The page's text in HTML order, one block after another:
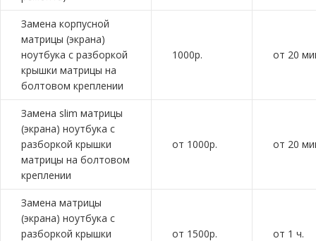
Замена корпусной
матрицы (экрана)
ноутбука с разборкой
крышки матрицы на
болтовом креплении
1000р. от 20
Замена slim матрицы
(экрана) ноутбука с
разборкой крышки
матрицы на болтовом
креплении
от 1000р. от 20
Замена матрицы
(экрана) ноутбука с
разборкой крышки
от 1500р. от 1 ч.